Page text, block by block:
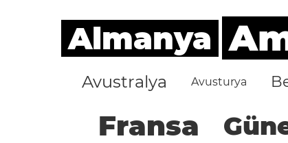
Almanya
Avustralya Avusturya
Fransa